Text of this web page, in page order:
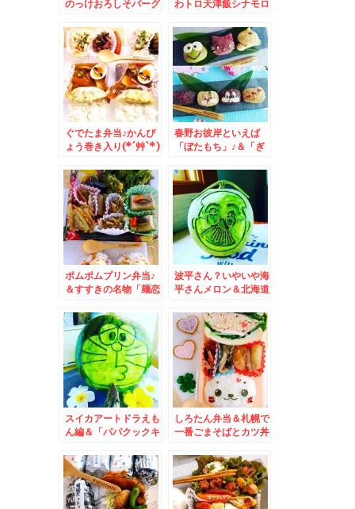
のっけおろしそバーグ
にぎりレシピ♪とコツ
わトロ天津飯シナモロ
ぐでたま弁当♪かんぴ
ょう巻き入り(*´艸`*)
さんの「野菜たっぷり
ちゃんぽん」「ちゃん
ぽんドレッシング」ど
ちら派？
春野お彼岸といえば
「ぼたもち」♪＆「ぎ
ろフレーク丼♪美味
っ！
ポムポムプリン弁当♪
＆すすきの名物「麺恋
んかけ焼きそば」
波平さん？いやいや海
平さんメロン＆北海道
「串鳥」さんで♪ハツ
とレバーが好き(*´艸
`*)
スイカアートドラえも
ん編＆「パパクックキ
しろたん弁当＆札幌で
一番ごまそばとカツ丼
代」さんで五目蕎麦と
かつ皿をいただく(*
´艸`*)